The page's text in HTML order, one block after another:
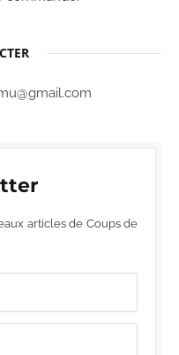
articles de Coups de